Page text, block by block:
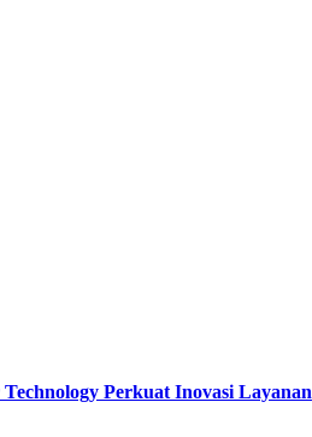
Perkuat Inovasi Layanan